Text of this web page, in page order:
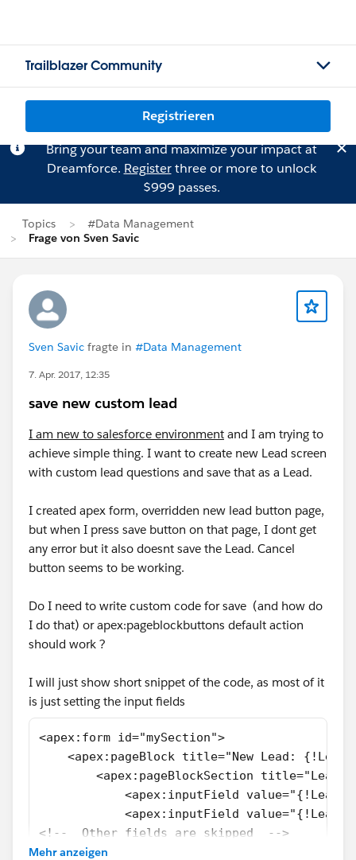
Trailblazer Community
Registrieren
Bring your team and maximize your impact at
Dreamforce. Registerthree or more to unlock
$999 passes.
Topics
#Data Management
Frage von Sven Savic
Sven Savic fragte in #Data Management
7. Apr. 2017, 12:35
save new custom lead
I am new to salesforce environment and I am trying to
achieve simple thing. I want to create new Lead screen
with custom lead questions and save that as a Lead.
I created apex form, overridden new lead button page,
but when I press save button on that page, I dont get
any error but it also doesnt save the Lead. Cancel
button seems to be working.
Do I need to write custom code for save (and how do
I do that) or apex:pageblockbuttons default action
should work ?
I will just show short snippet of the code, as most of it
is just setting the input fields
<apex:form id="mySection">
<apex:pageBlock title="New Lead:
<apex:pageBlockSection title="Lead
<apex:inputField
<apex:inputField
<!--  Other fields are skipped  -->
<apex:inputField
Mehr anzeigen